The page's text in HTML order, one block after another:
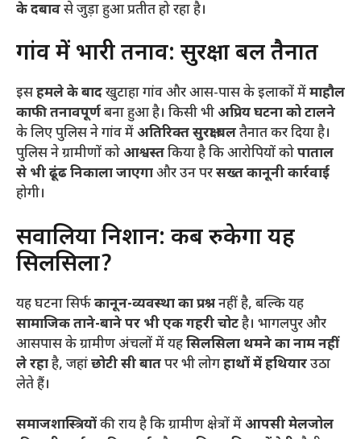
के दबावसे जुड़ा हुआ प्रतीत हो रहा है।
​गांव में भारी तनाव: सुरक्षा बल तैनात
​इसहमले के बादखुटाहा गांव और आस-पास के इलाकों मेंमाहौल
काफी तनावपूर्णबना हुआ है। किसी भीअप्रिय घटना को टालने
के लिए पुलिस ने गांव मेंअतिरिक्त सुरक्षा बलतैनात कर दिया है।
पुलिस ने ग्रामीणों कोआश्वस्तकिया है कि आरोपियों कोपाताल
से भी ढूंढ निकाला जाएगाऔर उन परसख्त कानूनी कार्रवाई
होगी।
​सवालिया निशान: कब रुकेगा यह
सिलसिला?
​यह घटना सिर्फकानून-व्यवस्था का प्रश्ननहीं है, बल्कि यह
सामाजिक ताने-बाने पर भी एक गहरी चोटहै। भागलपुर और
आसपास के ग्रामीण अंचलों में यहसिलसिला थमने का नाम नहीं
ले रहाहै, जहांछोटी सी बातपर भी लोगहाथों में हथियारउठा
लेते हैं।
समाजशास्त्रियोंकी राय है कि ग्रामीण क्षेत्रों मेंआपसी मेलजोल